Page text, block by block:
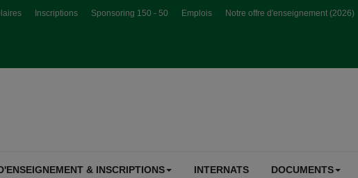
Inscriptions Sponsoring 150 - 50 Emplois Notre offre d'enseignement (2026)
& INSCRIPTIONS INTERNATS DOCUMENTS